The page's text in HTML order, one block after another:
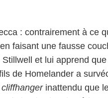
: contrairement à ce
faisant une fausse
et lui apprend
de Homelander a
cliffhangerinattendu que